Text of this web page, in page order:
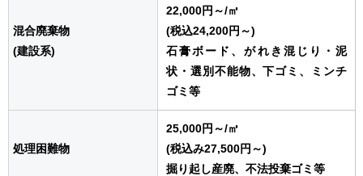
混合廃棄物
(建設系)
22,000円～/㎥
(税込24,200円～)
石膏ボード、がれき混じり・泥
状・選別不能物、下ゴミ、ミンチ
ゴミ等
処理困難物
25,000円～/㎥
(税込み27,500円～)
掘り起し産廃、不法投棄ゴミ等